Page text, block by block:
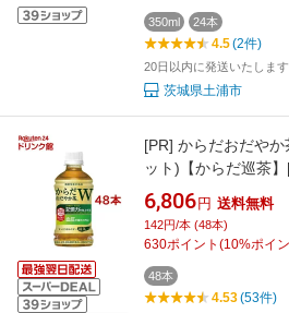
350ml 24本
4.5(2件)
20日以内に発送いたします
茨城県土浦市
[PR] からだおだや
ット)【からだ巡茶
6,806 円 送料無料
142円/本 (48本)
630ポイント (10%ポイ
48本
4.53(53件)